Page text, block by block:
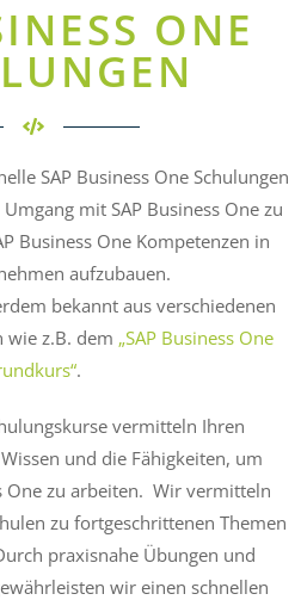
ONE
SAP Business One Schulungen
mit SAP Business One zu
Business One Kompetenzen in
aufzubauen.
bekannt aus verschiedenen
wie z.B. dem „SAP Business One
.
vermitteln Ihren
und die Fähigkeiten, um
One zu arbeiten. Wir vermitteln
zu fortgeschrittenen Themen
praxisnahe Übungen und
wir einen schnellen